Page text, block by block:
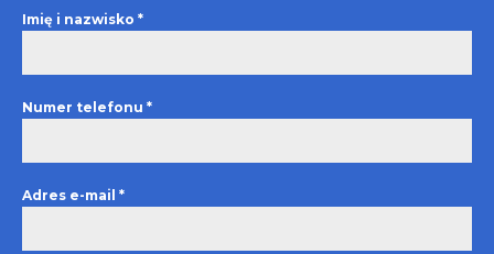
Imię i nazwisko *
Numer telefonu *
Adres e-mail *